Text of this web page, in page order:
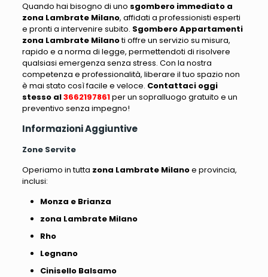
Quando hai bisogno di uno sgombero immediato a
zona Lambrate Milano, affidati a professionisti esperti
e pronti a intervenire subito. Sgombero Appartamenti
zona Lambrate Milanoti offre un servizio su misura,
rapido e a norma di legge, permettendoti di risolvere
qualsiasi emergenza senza stress. Con la nostra
competenza e professionalità, liberare il tuo spazio non
è mai stato così facile e veloce. Contattaci oggi
stesso al3662197861per un sopralluogo gratuito e un
preventivo senza impegno!
Informazioni Aggiuntive
Zone Servite
Operiamo in tutta zona Lambrate Milanoe provincia,
inclusi:
Monza e Brianza
zona Lambrate Milano
Rho
Legnano
Cinisello Balsamo